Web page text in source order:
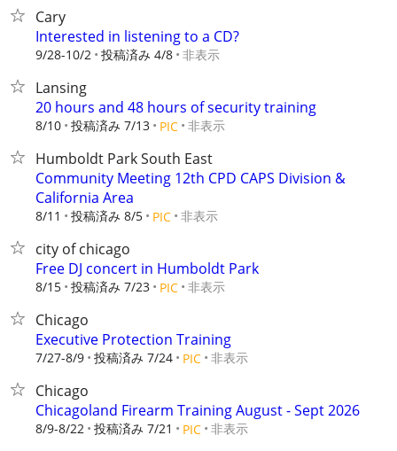
Cary
Interested in listening to a CD?
9/28-10/2 投稿済み 4/8 非表示
Lansing
20 hours and 48 hours of security training
8/10 投稿済み 7/13 PIC 非表示
Humboldt Park South East
Community Meeting 12th CPD CAPS Division &
California Area
8/11 投稿済み 8/5 PIC 非表示
city of chicago
Free DJ concert in Humboldt Park
8/15 投稿済み 7/23 PIC 非表示
Chicago
Executive Protection Training
7/27-8/9 投稿済み 7/24 PIC 非表示
Chicago
Chicagoland Firearm Training August - Sept 2026
8/9-8/22 投稿済み 7/21 PIC 非表示